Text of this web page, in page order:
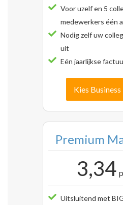
Voor uzelf en 5
medewerkers één
Nodig zelf uw
uit
Eén jaarlijkse
Kies
Premium
3,34
Uitsluitend met